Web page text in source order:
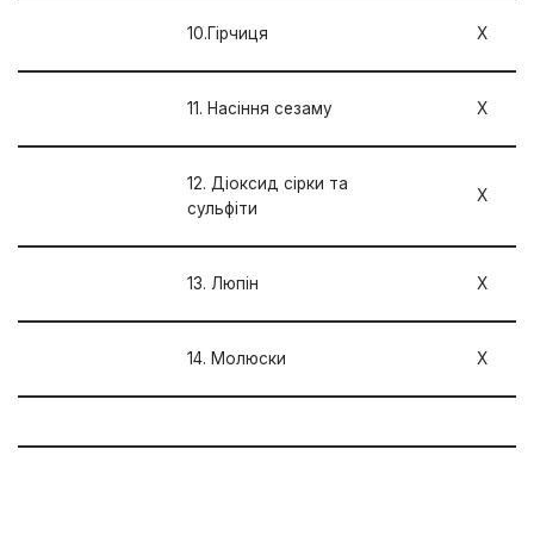
10.Гірчиця Х
11. Насіння сезаму Х
12. Діоксид сірки та
сульфіти
Х
13. Люпін Х
14. Молюски Х